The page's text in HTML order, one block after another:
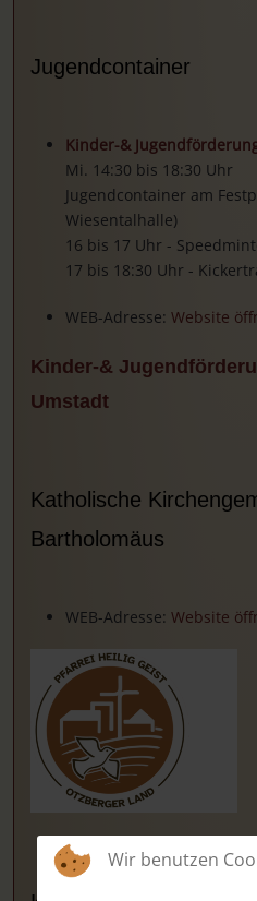
Jugendcontainer
Kinder-&
Mi. 14:30 bis 18:30 Uhr
Jugendcontainer am
Wiesentalhalle)
16 bis 17 Uhr -
17 bis 18:30 Uhr -
WEB-Adresse: Website
Kinder-&
Umstadt
Katholische
Bartholomäus
WEB-Adresse: Website
Wir benutzen